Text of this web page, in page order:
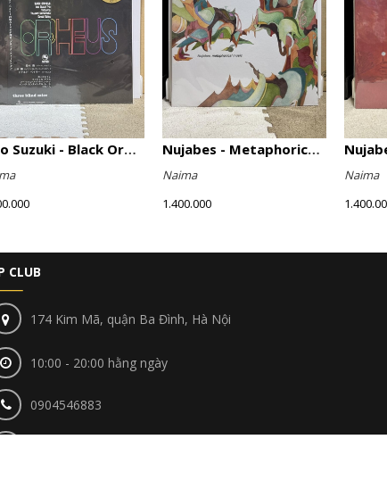
Isao Suzuki - Black Orpheus Nujabes - Metaphorical Music
Naima
1.400.000
Naima
CLUB
174 Kim Mã, quận Ba Đình, Hà Nội
10:00 - 20:00 hằng ngày
0904546883